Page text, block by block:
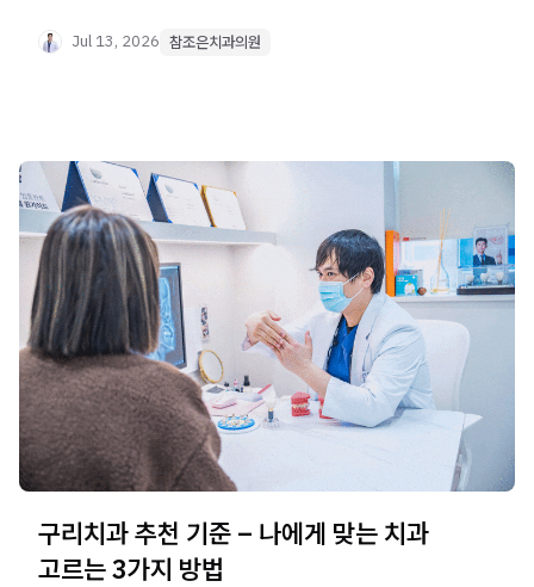
쉽게 설명합니다.
Jul 13, 2026 참조은치과의원
구리치과 추천 기준 – 나에게 맞는 치과
고르는 3가지 방법